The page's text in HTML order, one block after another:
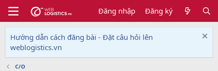
Đăng nhập Đăng ký
Hướng dẫn cách đăng bài - Đặt câu hỏi lên
weblogistics.vn
C/O